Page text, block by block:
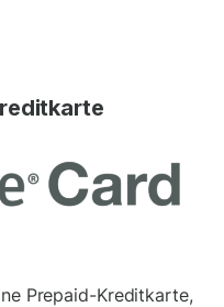
Prepaid-Kreditkarte,